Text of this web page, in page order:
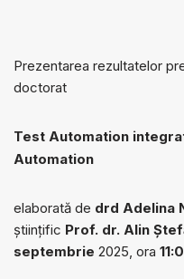
Prezentarea rezultatelor
doctorat
Test Automation
Automation
elaborată de drd Adelina
științific Prof. dr. Alin
septembrie 2025, ora